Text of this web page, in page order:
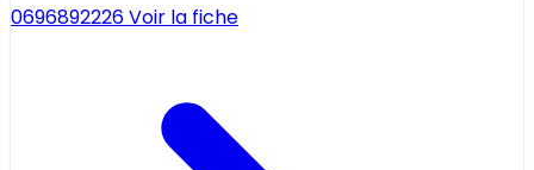
0696892226Voir la fiche